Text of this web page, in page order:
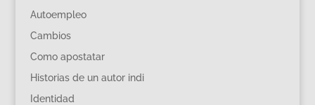
Autoempleo
Cambios
Como apostatar
Historias de un autor indi
Identidad